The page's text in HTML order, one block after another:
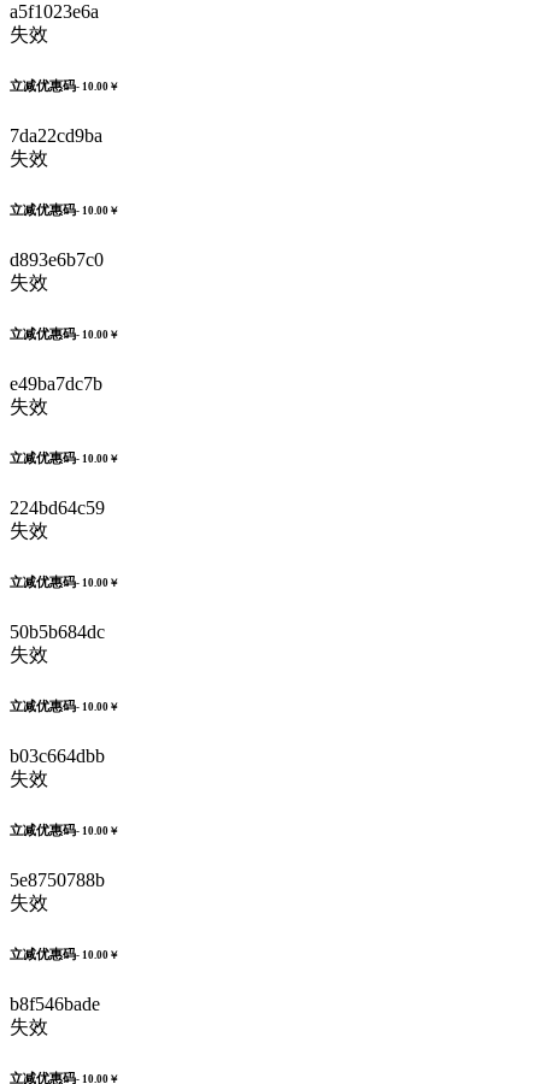
a5f1023e6a
失效
立减优惠码- 10.00￥
7da22cd9ba
失效
立减优惠码- 10.00￥
d893e6b7c0
失效
立减优惠码- 10.00￥
e49ba7dc7b
失效
立减优惠码- 10.00￥
224bd64c59
失效
立减优惠码- 10.00￥
50b5b684dc
失效
立减优惠码- 10.00￥
b03c664dbb
失效
立减优惠码- 10.00￥
5e8750788b
失效
立减优惠码- 10.00￥
b8f546bade
失效
立减优惠码- 10.00￥